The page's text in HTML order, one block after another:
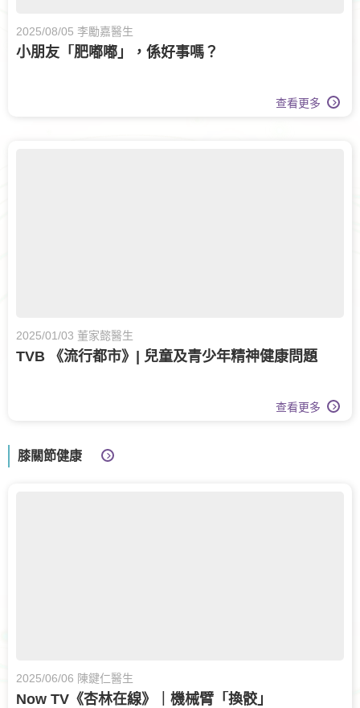
2025/08/05 李勵嘉醫生
小朋友「肥嘟嘟」，係好事嗎？
查看更多
2025/01/03 董家懿醫生
TVB 《流行都市》| 兒童及青少年精神健康問題
查看更多
膝關節健康
2025/06/06 陳鍵仁醫生
Now TV《杏林在線》｜機械臂「換骹」